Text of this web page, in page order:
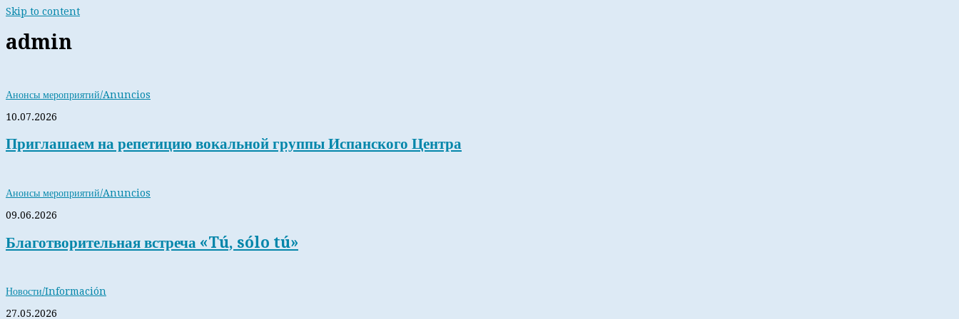
Skip to content
admin
Анонсы мероприятий/Anuncios
10.07.2026
Приглашаем на репетицию вокальной группы Испанского Центра
Анонсы мероприятий/Anuncios
09.06.2026
Благотворительная встреча «Tú, sólo tú»
Новости/Información
27.05.2026